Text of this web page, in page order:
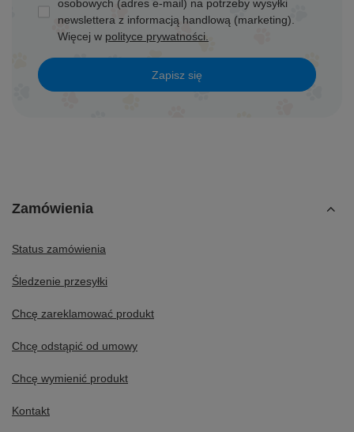
osobowych (adres e-mail) na potrzeby wysyłki
newslettera z informacją handlową (marketing).
Więcej w polityce prywatności.
Zapisz się
Zamówienia
Status zamówienia
Śledzenie przesyłki
Chcę zareklamować produkt
Chcę odstąpić od umowy
Chcę wymienić produkt
Kontakt